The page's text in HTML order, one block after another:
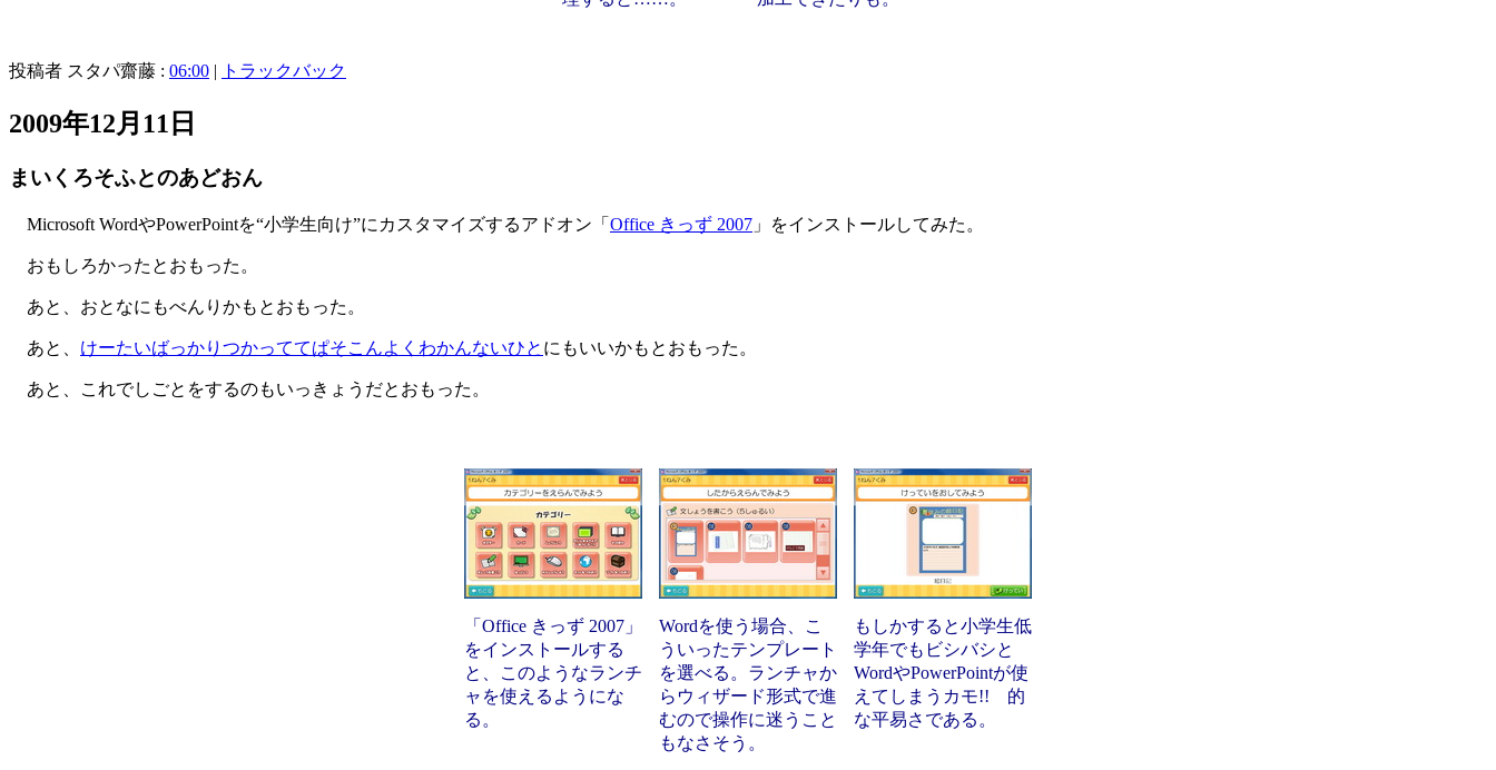
投稿者 スタパ齋藤 : 06:00 | トラックバック
2009年12月11日
まいくろそふとのあどおん
Microsoft WordやPowerPointを“小学生向け”にカスタマイズするアドオン「 Office きっず 2007 」をインストールしてみた。
おもしろかったとおもった。
あと、おとなにもべんりかもとおもった。
あと、 けーたいばっかりつかっててぱそこんよくわかんないひと にもいいかもとおもった。
あと、これでしごとをするのもいっきょうだとおもった。
「Office きっず 2007」
をインストールする
と、このようなランチ
ャを使えるようにな
る。
Wordを使う場合、こ
ういったテンプレート
を選べる。ランチャか
らウィザード形式で進
むので操作に迷うこと
もなさそう。
もしかすると小学生低
学年でもビシバシと
WordやPowerPointが使
えてしまうカモ!! 的
な平易さである。